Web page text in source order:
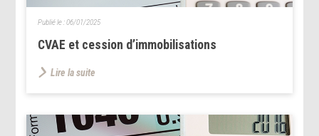
CVAE et cession d’immobilisations
Publié le :06/01/2025
Lire la suite